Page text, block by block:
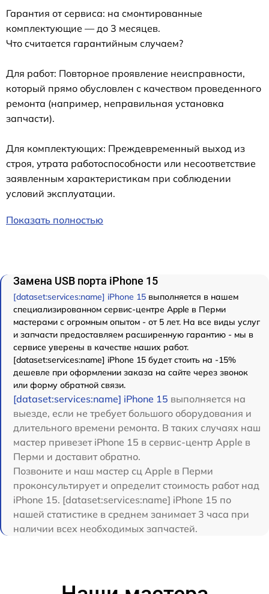
Гарантия от сервиса: на смонтированные
комплектующие — до 3 месяцев.
Что считается гарантийным случаем?
Для работ: Повторное проявление неисправности,
который прямо обусловлен с качеством проведенного
ремонта (например, неправильная установка
запчасти).
Для комплектующих: Преждевременный выход из
строя, утрата работоспособности или несоответствие
заявленным характеристикам при соблюдении
условий эксплуатации.
Показать полностью
Замена USB порта iPhone 15
[dataset:services:name] iPhone 15 выполняется в нашем
специализированном сервис-центре Apple в Перми
мастерами с огромным опытом - от 5 лет. На все виды услуг
и запчасти предоставляем расширенную гарантию - мы в
сервисе уверены в качестве наших работ.
[dataset:services:name] iPhone 15 будет стоить на -15%
дешевле при оформлении заказа на сайте через звонок
или форму обратной связи.
[dataset:services:name] iPhone 15 выполняется на
выезде, если не требует большого оборудования и
длительного времени ремонта. В таких случаях наш
мастер привезет iPhone 15 в сервис-центр Apple в
Перми и доставит обратно.
Позвоните и наш мастер сц Apple в Перми
проконсультирует и определит стоимость работ над
iPhone 15. [dataset:services:name] iPhone 15 по
нашей статистике в среднем занимает 3 часа при
наличии всех необходимых запчастей.